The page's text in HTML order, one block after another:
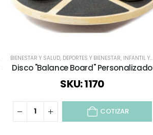
,TODOS,VIAJES Y VACACIONES
BIENESTAR Y SALUD, DEPORTES Y BIENESTAR, INFANTIL Y JUVENIL
Disco "Balance Board" Personalizado
SKU: 1170
COTIZAR